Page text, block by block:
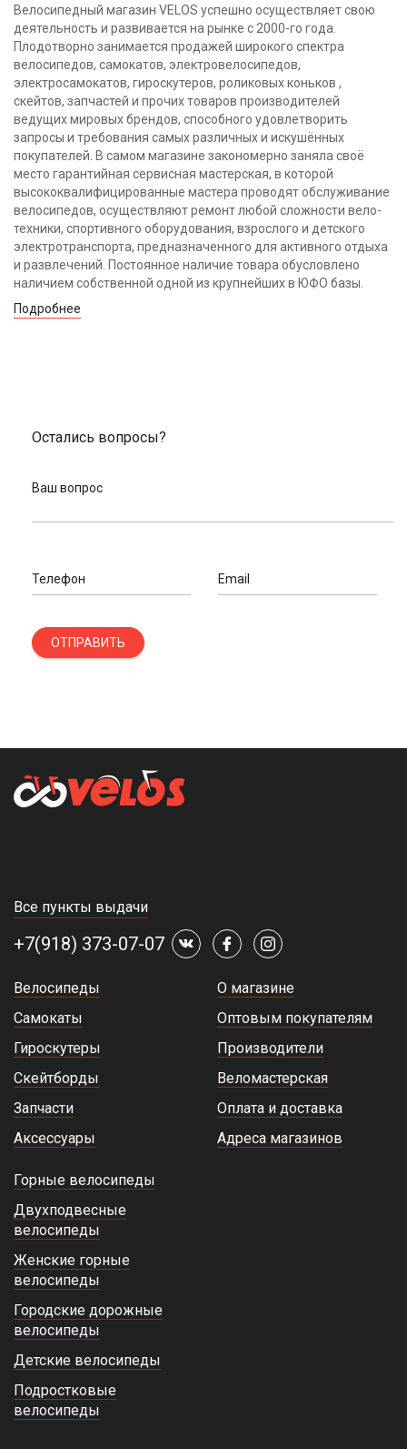
Велосипедный магазин VELOS успешно осуществляет свою
деятельность и развивается на рынке с 2000-го года.
Плодотворно занимается продажей широкого спектра
велосипедов, самокатов, электровелосипедов,
электросамокатов, гироскутеров, роликовых коньков ,
скейтов, запчастей и прочих товаров производителей
ведущих мировых брендов, способного удовлетворить
запросы и требования самых различных и искушённых
покупателей. В самом магазине закономерно заняла своё
место гарантийная сервисная мастерская, в которой
высококвалифицированные мастера проводят обслуживание
велосипедов, осуществляют ремонт любой сложности вело-
техники, спортивного оборудования, взрослого и детского
электротранспорта, предназначенного для активного отдыха
и развлечений. Постоянное наличие товара обусловлено
наличием собственной одной из крупнейших в ЮФО базы.
Подробнее
Остались вопросы?
Ваш вопрос
Телефон Email
ОТПРАВИТЬ
Все пункты выдачи
+7(918) 373-07-07
Велосипеды
Самокаты
Гироскутеры
Скейтборды
Запчасти
Аксессуары
О магазине
Оптовым покупателям
Производители
Веломастерская
Оплата и доставка
Адреса магазинов
Горные велосипеды
Двухподвесные
велосипеды
Женские горные
велосипеды
Городские дорожные
велосипеды
Детские велосипеды
Подростковые
велосипеды